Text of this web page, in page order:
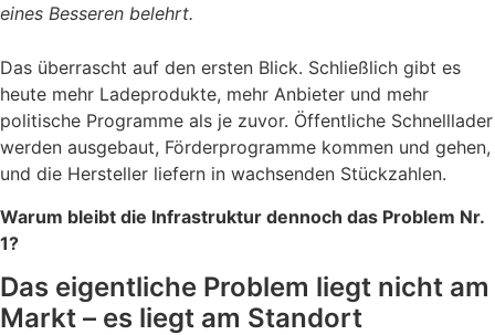
eines Besseren belehrt.
Das überrascht auf den ersten Blick. Schließlich gibt es
heute mehr Ladeprodukte, mehr Anbieter und mehr
politische Programme als je zuvor. Öffentliche Schnelllader
werden ausgebaut, Förderprogramme kommen und gehen,
und die Hersteller liefern in wachsenden Stückzahlen.
Warum bleibt die Infrastruktur dennoch das Problem Nr.
1?
Das eigentliche Problem liegt nicht am
Markt – es liegt am Standort